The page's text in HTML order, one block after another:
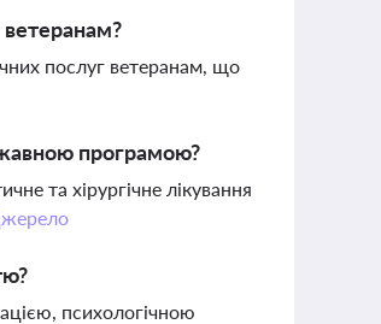
ветеранам?
послуг ветеранам, що
програмою?
та хірургічне лікування
психологічною